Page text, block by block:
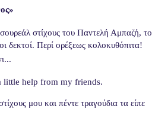
στίχους του Παντελή Αμπαζή, το
δεκτοί. Περί ορέξεως κολοκυθόπιτα!
a little help from my friends.
μου και πέντε τραγούδια τα είπε